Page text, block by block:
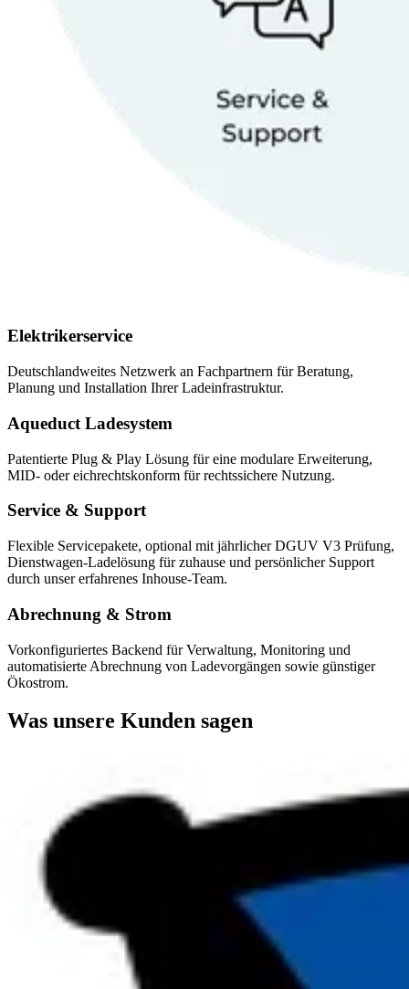
Elektrikerservice
Deutschlandweites Netzwerk an Fachpartnern für Beratung,
Planung und Installation Ihrer Ladeinfrastruktur.
Aqueduct Ladesystem
Patentierte Plug & Play Lösung für eine modulare Erweiterung,
MID- oder eichrechtskonform für rechtssichere Nutzung.
Service & Support
Flexible Servicepakete, optional mit jährlicher DGUV V3 Prüfung,
Dienstwagen-Ladelösung für zuhause und persönlicher Support
durch unser erfahrenes Inhouse-Team.
Abrechnung & Strom
Vorkonfiguriertes Backend für Verwaltung, Monitoring und
automatisierte Abrechnung von Ladevorgängen sowie günstiger
Ökostrom.
Was unsere Kunden sagen